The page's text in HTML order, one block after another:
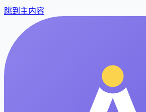
跳到主内容